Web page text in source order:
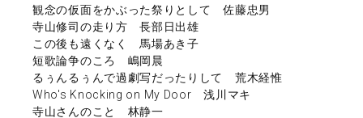
観念の仮面をかぶった祭りとして 佐藤忠男
寺山修司の走り方 長部日出雄
この後も遠くなく 馬場あき子
短歌論争のころ 嶋岡晨
るぅんるぅんで過劇写だったりして 荒木経惟
Who's Knocking on My Door 浅川マキ
寺山さんのこと 林静一